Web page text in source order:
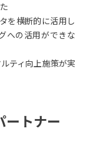
を横断的に活用し
への活用ができな
ティ向上施策が実
ートナー